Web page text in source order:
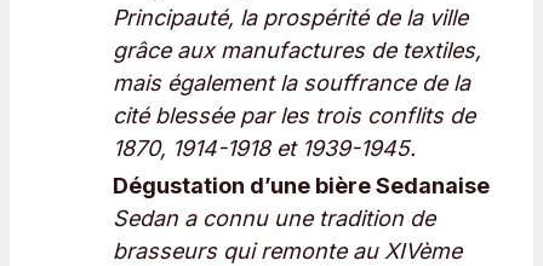
Principauté, la prospérité de la ville
grâce aux manufactures de textiles,
mais également la souffrance de la
cité blessée par les trois conflits de
1870, 1914-1918 et 1939-1945.
Dégustation d’une bière Sedanaise
Sedan a connu une tradition de
brasseurs qui remonte au XIVème